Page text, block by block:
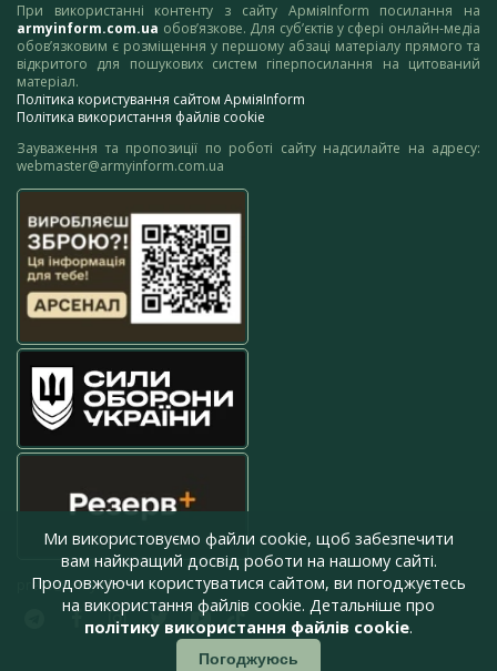
При використанні контенту з сайту АрміяInform посилання на
armyinform.com.ua обов’язкове. Для суб’єктів у сфері онлайн-медіа
обов’язковим є розміщення у першому абзаці матеріалу прямого та
відкритого для пошукових систем гіперпосилання на цитований
матеріал.
Політика користування сайтом АрміяInform
Політика використання файлів cookie
Зауваження та пропозиції по роботі сайту надсилайте на адресу:
webmaster@armyinform.com.ua
press@armyinform.com.ua
Ми використовуємо файли cookie, щоб забезпечити
вам найкращий досвід роботи на нашому сайті.
Продовжуючи користуватися сайтом, ви погоджуєтесь
на використання файлів cookie. Детальніше про
політику використання файлів cookie.
Погоджуюсь